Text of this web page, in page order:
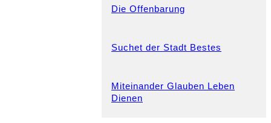
Die Offenbarung
Suchet der Stadt Bestes
Miteinander Glauben Leben
Dienen